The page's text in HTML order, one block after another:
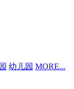
幼儿园 MORE...